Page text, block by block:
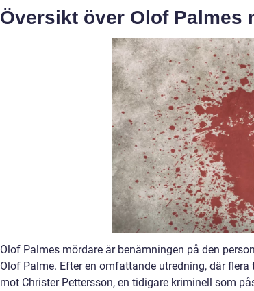
Översikt över Olof Palmes
Olof Palmes mördare är benämningen på den
Olof Palme. Efter en omfattande utredning, där
mot Christer Pettersson, en tidigare kriminell som